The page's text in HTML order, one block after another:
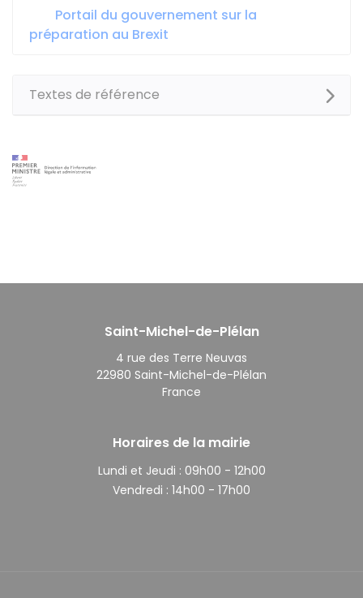
Portail du gouvernement sur la
préparation au Brexit
Textes de référence
Saint-Michel-de-Plélan
4 rue des Terre Neuvas
22980 Saint-Michel-de-Plélan
France
Horaires de la mairie
Lundi et Jeudi : 09h00 - 12h00
Vendredi : 14h00 - 17h00